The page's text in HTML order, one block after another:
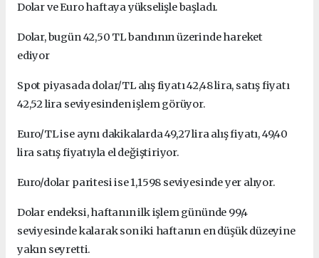
Dolar ve Euro haftaya yükselişle başladı.
Dolar, bugün 42,50 TL bandının üzerinde hareket
Spot piyasada dolar/TL alış fiyatı 42,48 lira, satış fiyatı
42,52 lira seviyesinden işlem görüyor.
Euro/TL ise aynı dakikalarda 49,27 lira alış fiyatı, 49,40
lira satış fiyatıyla el değiştiriyor.
Euro/dolar paritesi ise 1,1598 seviyesinde yer alıyor.
Dolar endeksi, haftanın ilk işlem gününde 99,4
seviyesinde kalarak son iki haftanın en düşük düzeyine
yakın seyretti.